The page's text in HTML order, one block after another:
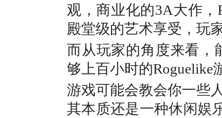
观，商业化的3A大作
殿堂级的艺术享受，玩
而从玩家的角度来看，
够上百小时的Roguelike
游戏可能会教会你一些
其本质还是一种休闲娱